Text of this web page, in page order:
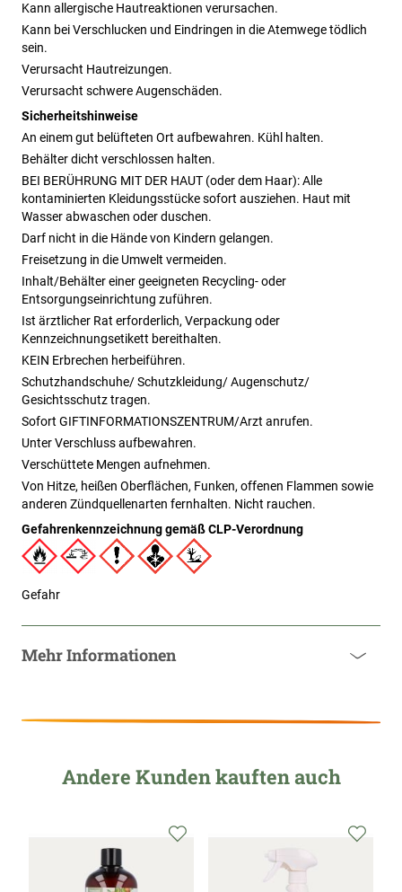
Kann allergische Hautreaktionen verursachen.
Kann bei Verschlucken und Eindringen in die Atemwege tödlich
sein.
Verursacht Hautreizungen.
Verursacht schwere Augenschäden.
Sicherheitshinweise
An einem gut belüfteten Ort aufbewahren. Kühl halten.
Behälter dicht verschlossen halten.
BEI BERÜHRUNG MIT DER HAUT (oder dem Haar): Alle
kontaminierten Kleidungsstücke sofort ausziehen. Haut mit
Wasser abwaschen oder duschen.
Darf nicht in die Hände von Kindern gelangen.
Freisetzung in die Umwelt vermeiden.
Inhalt/Behälter einer geeigneten Recycling- oder
Entsorgungseinrichtung zuführen.
Ist ärztlicher Rat erforderlich, Verpackung oder
Kennzeichnungsetikett bereithalten.
KEIN Erbrechen herbeiführen.
Schutzhandschuhe/ Schutzkleidung/ Augenschutz/
Gesichtsschutz tragen.
Sofort GIFTINFORMATIONSZENTRUM/Arzt anrufen.
Unter Verschluss aufbewahren.
Verschüttete Mengen aufnehmen.
Von Hitze, heißen Oberflächen, Funken, offenen Flammen sowie
anderen Zündquellenarten fernhalten. Nicht rauchen.
Gefahrenkennzeichnung gemäß CLP-Verordnung
Gefahr
Mehr Informationen
Andere Kunden kauften auch